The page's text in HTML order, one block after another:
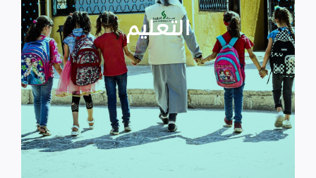
التعليم
التعليم
نهدف إلى توفير مناهج التعليم غير
الرسمي وبرامج التوعية التي
تستهدف الناشئين والأطفال مما
يساهم في تعزيز السلام و دعم
الأطفال المنقطعين عن العملية